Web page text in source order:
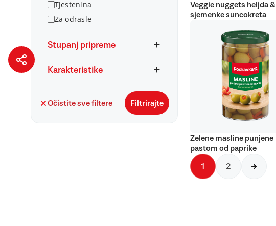
Tjestenina
Za odrasle
Stupanj pripreme
Karakteristike
Očistite sve filtere Filtrirajte
Veggie nuggets heljda &
sjemenke suncokreta
Zelene masline punjene
pastom od paprike
1 2